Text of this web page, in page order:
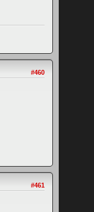
#460
#461